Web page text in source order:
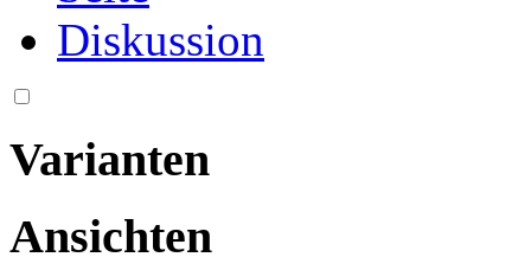
Diskussion
Varianten
Ansichten